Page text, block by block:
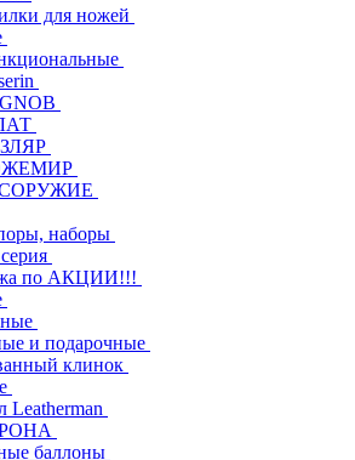
для ножей
наборы
по АКЦИИ!!!
и подарочные
клинок
Leatherman
баллоны